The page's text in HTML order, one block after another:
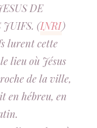
DE
JUIFS. (INRI)
lurent cette
lieu où Jésus
de la ville,
en hébreu, en